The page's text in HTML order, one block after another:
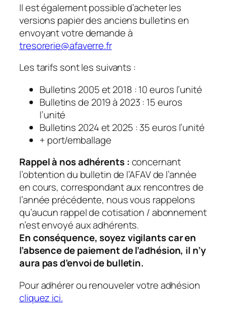
Il est également possible d’acheter les
versions papier des anciens bulletins en
envoyant votre demande à
tresorerie@afaverre.fr
Les tarifs sont les suivants :
Bulletins 2005 et 2018 : 10 euros l’unité
Bulletins de 2019 à 2023 : 15 euros
l’unité
Bulletins 2024 et 2025 : 35 euros l’unité
+ port/emballage
Rappel à nos adhérents :concernant
l’obtention du bulletin de l’AFAV de l’année
en cours, correspondant aux rencontres de
l’année précédente, nous vous rappelons
qu’aucun rappel de cotisation / abonnement
n’est envoyé aux adhérents.
En conséquence, soyez vigilants car en
l’absence de paiement de l’adhésion, il n’y
aura pas d’envoi de bulletin.
Pour adhérer ou renouveler votre adhésion
cliquez ici.